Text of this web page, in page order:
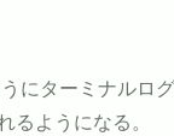
にターミナルロ
るようになる。